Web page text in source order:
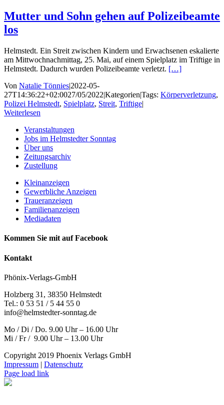
Mutter und Sohn gehen auf Polizeibeamte
los
Helmstedt. Ein Streit zwischen Kindern und Erwachsenen eskalierte
am Mittwochnachmittag, 25. Mai, auf einem Spielplatz im Triftige in
Helmstedt. Dadurch wurden Polizeibeamte verletzt. […]
Von Natalie Tönnies|2022-05-
27T14:36:22+02:0027/05/2022|Kategorien|Tags: Körperverletzung,
Polizei Helmstedt, Spielplatz, Streit, Triftige|
Weiterlesen
Veranstaltungen
Jobs im Helmstedter Sonntag
Über uns
Zeitungsarchiv
Zustellung
Kleinanzeigen
Gewerbliche Anzeigen
Traueranzeigen
Familienanzeigen
Mediadaten
Kommen Sie mit auf Facebook
Kontakt
Phönix-Verlags-GmbH
Holzberg 31, 38350 Helmstedt
Tel.: 0 53 51 / 5 44 55 0
info@helmstedter-sonntag.de
Mo / Di / Do. 9.00 Uhr – 16.00 Uhr
Mi / Fr / 9.00 Uhr – 13.00 Uhr
Copyright 2019 Phoenix Verlags GmbH
Impressum | Datenschutz
Page load link